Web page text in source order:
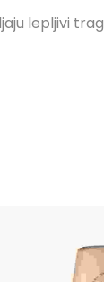
lepljivi trag